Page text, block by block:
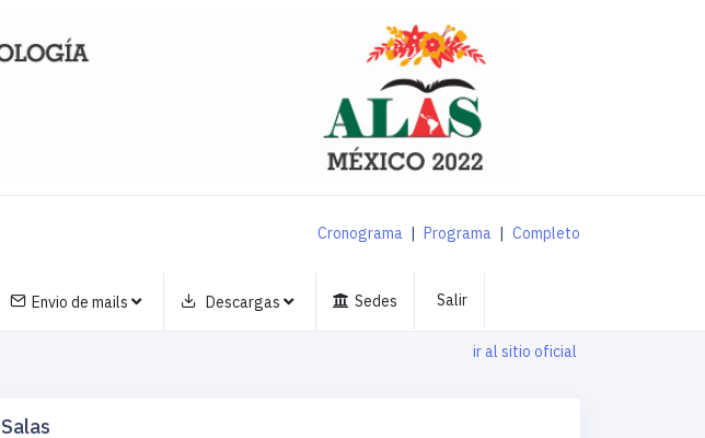
Cronograma | Programa | Completo
Envio de mails Descargas Sedes Salir
ir al sitio oficial
Salas